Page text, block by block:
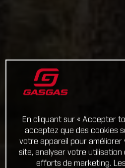
En cliquant sur « Accepter
acceptez que des cookies
votre appareil pour améliorer
site, analyser votre
efforts de marketing.